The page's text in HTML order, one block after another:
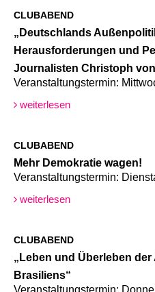
CLUBABEND
„Deutschlands
Herausforderungen und
Journalisten Christoph von
Veranstaltungstermin:
weiterlesen
CLUBABEND
Mehr Demokratie wagen!
Veranstaltungstermin:
weiterlesen
CLUBABEND
„Leben und Überleben
Brasiliens“
Veranstaltungstermin: